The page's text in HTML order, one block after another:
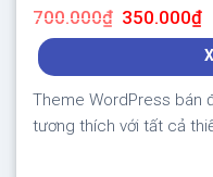
700.000₫ Giá
gốc
là:
350.000₫Giá
Theme WordPress bán
tương thích với tất cả